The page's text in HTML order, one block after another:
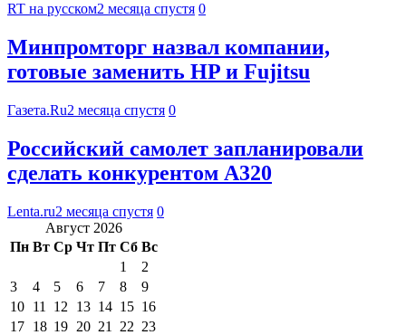
RT на русском2 месяца спустя 0
Минпромторг назвал компании,
готовые заменить HP и Fujitsu
Газета.Ru2 месяца спустя 0
Российский самолет запланировали
сделать конкурентом А320
Lenta.ru2 месяца спустя 0
Август 2026
Пн Вт Ср Чт Пт Сб Вс
1
2
3
4 5 6 7 8
9
10 11 12 13 14 15 16
17 18 19 20 21 22 23